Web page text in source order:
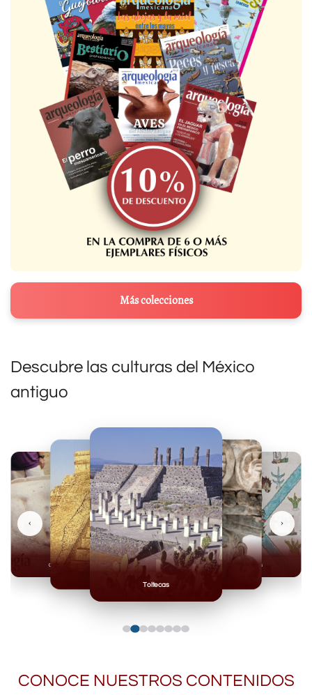
Más colecciones
Descubre las culturas del México
antiguo
Toltecas
Mexicas
Olmecas
‹ ›
CONOCE NUESTROS CONTENIDOS